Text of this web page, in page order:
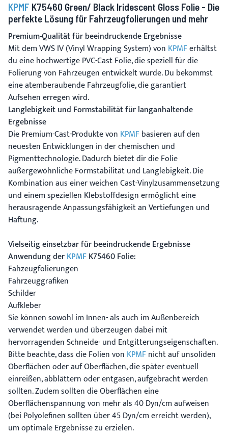
KPMF K75460 Green/ Black Iridescent Gloss Folie - Die
perfekte Lösung für Fahrzeugfolierungen und mehr
Premium-Qualität für beeindruckende Ergebnisse
Mit dem VWS IV (Vinyl Wrapping System) von KPMFerhältst
du eine hochwertige PVC-Cast Folie, die speziell für die
Folierung von Fahrzeugen entwickelt wurde. Du bekommst
eine atemberaubende Fahrzeugfolie, die garantiert
Aufsehen erregen wird.
Langlebigkeit und Formstabilität für langanhaltende
Ergebnisse
Die Premium-Cast-Produkte von KPMFbasieren auf den
neuesten Entwicklungen in der chemischen und
Pigmenttechnologie. Dadurch bietet dir die Folie
außergewöhnliche Formstabilität und Langlebigkeit. Die
Kombination aus einer weichen Cast-Vinylzusammensetzung
und einem speziellen Klebstoffdesign ermöglicht eine
herausragende Anpassungsfähigkeit an Vertiefungen und
Haftung.
Vielseitig einsetzbar für beeindruckende Ergebnisse
Anwendung derKPMFK75460 Folie:
Fahzeugfolierungen
Fahrzeuggrafiken
Schilder
Aufkleber
Sie können sowohl im Innen- als auch im Außenbereich
verwendet werden und überzeugen dabei mit
hervorragenden Schneide- und Entgitterungseigenschaften.
Bitte beachte, dass die Folien von KPMFnicht auf unsoliden
Oberflächen oder auf Oberflächen, die später eventuell
einreißen, abblättern oder entgasen, aufgebracht werden
sollten. Zudem sollten die Oberflächen eine
Oberflächenspannung von mehr als 40 Dyn/cm aufweisen
(bei Polyolefinen sollten über 45 Dyn/cm erreicht werden),
um optimale Ergebnisse zu erzielen.